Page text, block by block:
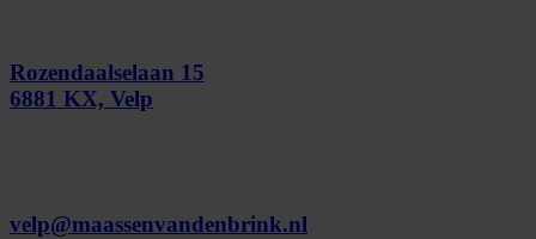
Rozendaalselaan 15
6881 KX, Velp
velp@maassenvandenbrink.nl